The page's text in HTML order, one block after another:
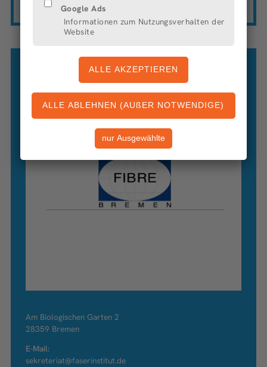
Google Ads
Informationen zum Nutzungsverhalten der
Website
Am Biologischen Garten 2
28359 Bremen
E-Mail:
sekreteriat@faserinstitut.de